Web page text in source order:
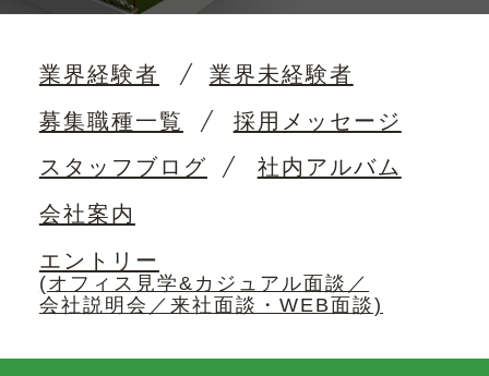
業界経験者
業界未経験者
募集職種一覧
採用メッセージ
スタッフブログ
社内アルバム
会社案内
エントリー
(オフィス見学&カジュアル面談／
会社説明会／来社面談・WEB面談)